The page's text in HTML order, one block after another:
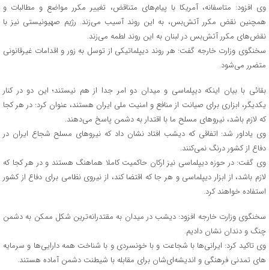
وی افزود: متاسفانه، آمریکا با پیام‌های متناقض، تغییر مکرر مواضع و مطالبات و
همچنین نقض مکرر آتش‌بس، به این روند آسیب می‌زند. رژیم صهیونیستی نیز با
نقض‌های مکرر آتش‌بس در لبنان به این روند لطمه می‌زند.
سخنگوی وزارت خارجه گفت: هر روند دیپلماتیکی از توسل به زور و اقدامات غیرقانونی
متضرر می‌شود.
بقائی با بیان اینکه دیپلماسی و میدان دو امر جدا از هم نیستند؛ این دو در کنار
یکدیگر، ابزاری برای صیانت از منافع و امنیت ملی ایران هستند، عنوان کرد: در هر کجا
که لازم باشد، نیروهای مسلح ما با اقتدار به دشمن پاسخ می‌دهند.
وی یاداور شد: اتفاقی که دیشب افتاد نشان داد که نیروهای مسلح شجاع ایران در
دفاع از کشور درنگ نمی‌کنند.
وی گفت: در حوزه دیپلماسی نیز ارکان حاکمیت کاملا هماهنگ هستند و در هر کجا که
لازم باشد، از ابزار دیپلماسی و هر جا که اقتضا کند، از نیروی نظامی برای دفاع از کشور
استفاده خواهند کرد.
سخنگوی وزارت خارجه افزود: دیشب در میدان به مقتدرانه‌ترین شکل ممکن به دشمن
چنگ و دندان نشان دادیم.
وی تاکید کرد: ایرانی‌ها با شجاعت و با خونسردی و با شناخت همه دارایی‌ها و سرمایه
های تمدنی فرهنگی و اندیشه‌ای‌شان برای مقابله با شیطنت دشمن آماده هستند.